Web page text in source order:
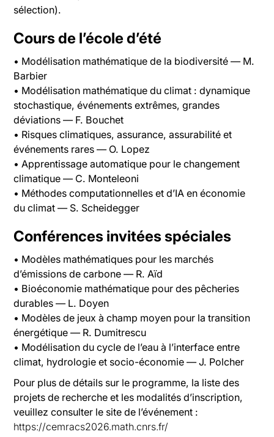
sélection).
Cours de l’école d’été
• Modélisation mathématique de la biodiversité — M.
Barbier
• Modélisation mathématique du climat : dynamique
stochastique, événements extrêmes, grandes
déviations — F. Bouchet
• Risques climatiques, assurance, assurabilité et
événements rares — O. Lopez
• Apprentissage automatique pour le changement
climatique — C. Monteleoni
• Méthodes computationnelles et d’IA en économie
du climat — S. Scheidegger
Conférences invitées spéciales
• Modèles mathématiques pour les marchés
d’émissions de carbone — R. Aïd
• Bioéconomie mathématique pour des pêcheries
durables — L. Doyen
• Modèles de jeux à champ moyen pour la transition
énergétique — R. Dumitrescu
• Modélisation du cycle de l’eau à l’interface entre
climat, hydrologie et socio-économie — J. Polcher
Pour plus de détails sur le programme, la liste des
projets de recherche et les modalités d’inscription,
veuillez consulter le site de l’événement :
https://cemracs2026.math.cnrs.fr/